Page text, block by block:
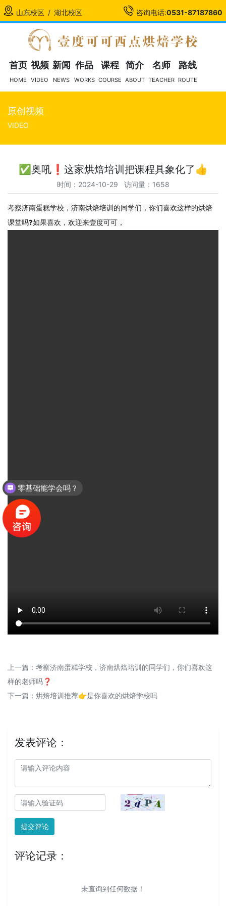
山东校区 / 湖北校区 咨询电话:0531-87187860
首页
HOME
视频
VIDEO
新闻
NEWS
作品
WORKS
课程
COURSE
简介
ABOUT
名师
TEACHER
路线
ROUTE
原创视频
VIDEO
✅奥吼❗️这家烘焙培训把课程具象化了👍
时间：2024-10-29 访问量：1658
考察济南蛋糕学校，济南烘焙培训的同学们，你们喜欢这样的烘焙
课堂吗❓如果喜欢，欢迎来壹度可可 ，
上一篇： 考察济南蛋糕学校，济南烘焙培训的同学们，你们喜欢这
样的老师吗❓
下一篇： 烘焙培训推荐👉是你喜欢的烘焙学校吗
发表评论：
提交评论
评论记录：
未查询到任何数据！
零基础能学会吗？